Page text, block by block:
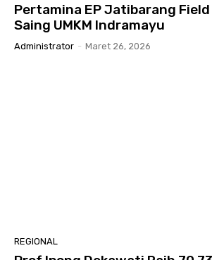
Pertamina EP Jatibarang Field
Saing UMKM Indramayu
Administrator - Maret 26, 2026
REGIONAL